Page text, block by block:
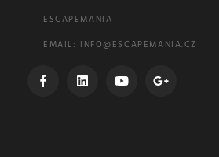
ESCAPEMANIA
EMAIL: INFO@ESCAPEMANIA.CZ